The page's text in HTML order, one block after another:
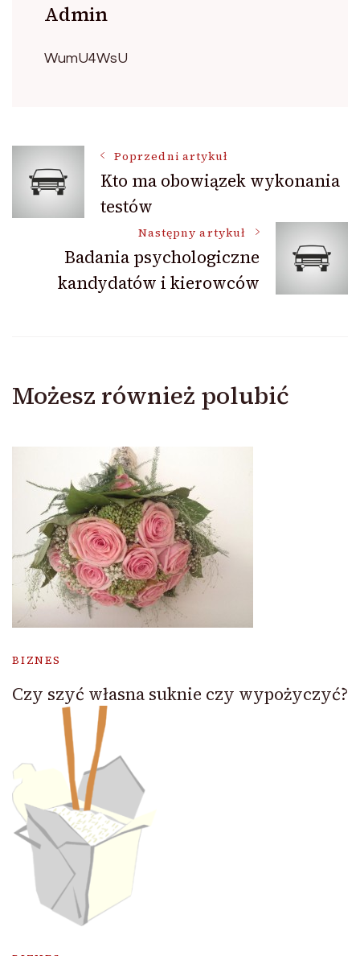
Admin
WumU4WsU
Nawigacja
wpisu
Poprzedni artykuł
Kto ma obowiązek wykonania
testów
Następny artykuł
Badania psychologiczne
kandydatów i kierowców
Możesz również polubić
BIZNES
Czy szyć własna suknie czy wypożyczyć?